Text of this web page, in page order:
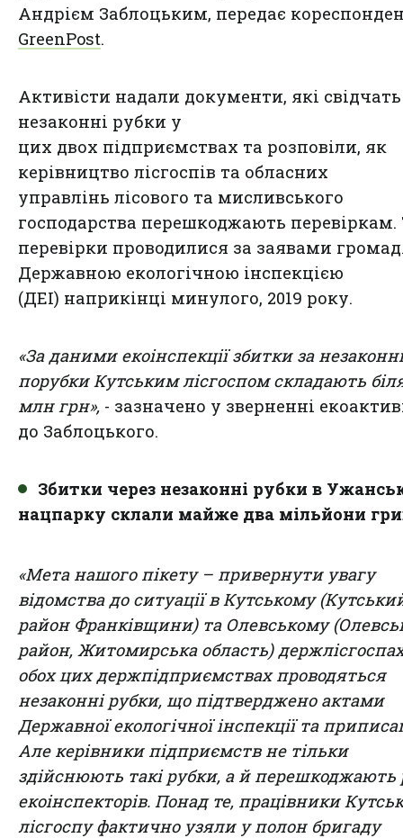
Андрієм Заблоцьким, передає
GreenPost.
Активісти надали документи, які
незаконні рубки у
цих двох підприємствах та розповіли, як
керівництво лісгоспів та обласних
управлінь лісового та мисливського
господарства перешкоджають перевіркам.
перевірки проводилися за заявами
Державною екологічною інспекцією
(ДЕІ) наприкінці минулого, 2019 року.
«За даними екоінспекції збитки за незаконні
порубки Кутським лісгоспом складають
млн грн», - зазначено у зверненні
до Заблоцького.
Збитки через незаконні рубки в
нацпарку склали майже два мільйони
«Мета нашого пікету – привернути увагу
відомства до ситуації в Кутському
район Франківщини) та Олевському
район, Житомирська область)
обох цих держпідприємствах проводяться
незаконні рубки, що підтверджено актами
Державної екологічної інспекції та
Але керівники підприємств не тільки
здійснюють такі рубки, а й перешкоджають
екоінспекторів. Понад те, працівники
лісгоспу фактично узяли у полон бригаду